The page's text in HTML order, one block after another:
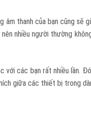
thanh của bạn cũng sẽ
nhiều người thường
các bạn rất nhiều lần.
giữa các thiết bị trong